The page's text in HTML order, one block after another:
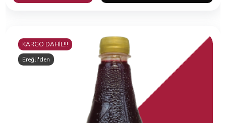
KARGO DAHİL!!!
Ereğli'den